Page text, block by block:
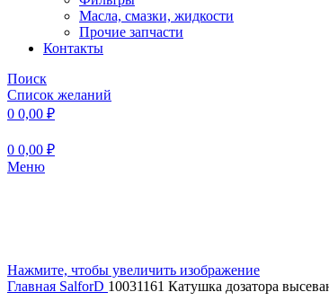
Масла, смазки, жидкости
Прочие запчасти
Контакты
Поиск
Список желаний
0 0,00 ₽
0 0,00 ₽
Меню
Нажмите, чтобы увеличить изображение
Главная SalforD 10031161 Катушка дозатора